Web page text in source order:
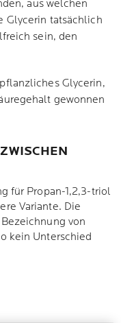
aus welchen
Glycerin tatsächlich
sein, den
Glycerin,
gewonnen
für Propan-1,2,3-triol
Variante. Die
von
kein Unterschied